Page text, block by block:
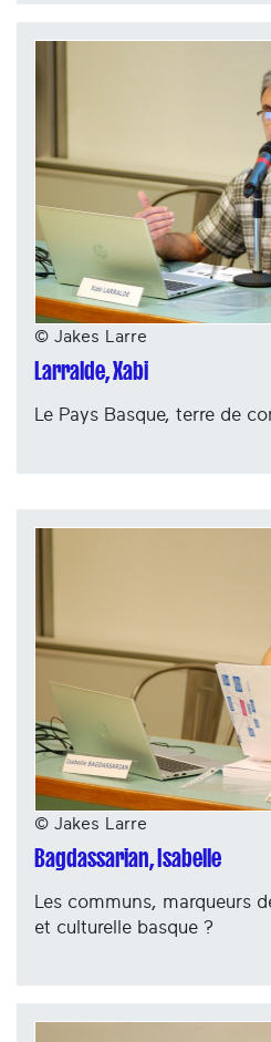
© Jakes Larre
Larralde, Xabi
Le Pays Basque, terre de
© Jakes Larre
Bagdassarian, Isabelle
Les communs, marqueurs
et culturelle basque ?